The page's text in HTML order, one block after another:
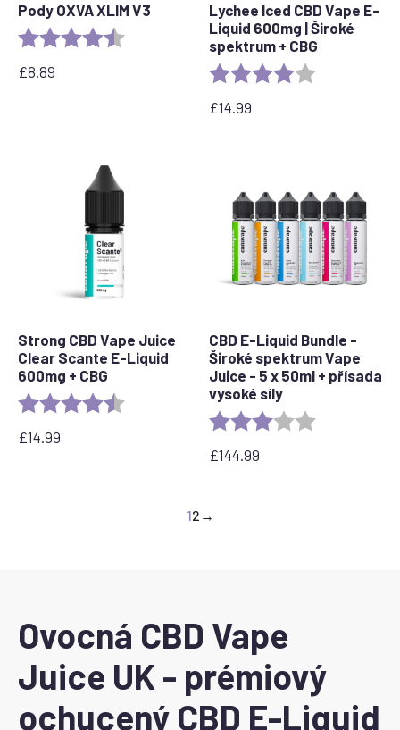
Pody OXVA XLIM V3
Rating: 4.4 out of 5 stars
£8.89
Lychee Iced CBD Vape E-
Liquid 600mg | Široké
spektrum + CBG
Rating:
£14.99
Strong CBD Vape Juice
Clear Scante E-Liquid
600mg + CBG
Rating: 4.8 out of 5 stars
£14.99
CBD E-Liquid Bundle -
Široké spektrum Vape
Juice - 5 x 50ml + přísada
vysoké síly
Rating:
£144.99
12 →
Ovocná CBD Vape
Juice UK - prémiový
ochucený CBD E-Liquid